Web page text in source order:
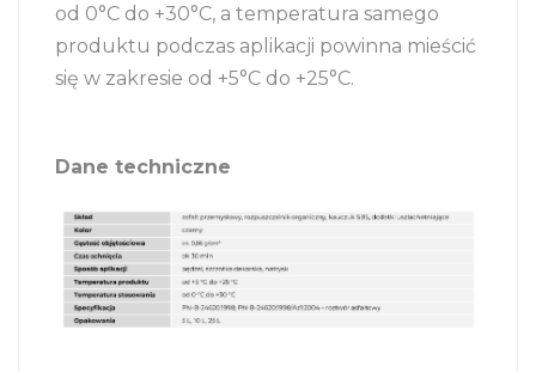
od 0°C do +30°C, a temperatura samego
produktu podczas aplikacji powinna mieścić
się w zakresie od +5°C do +25°C.
Dane techniczne